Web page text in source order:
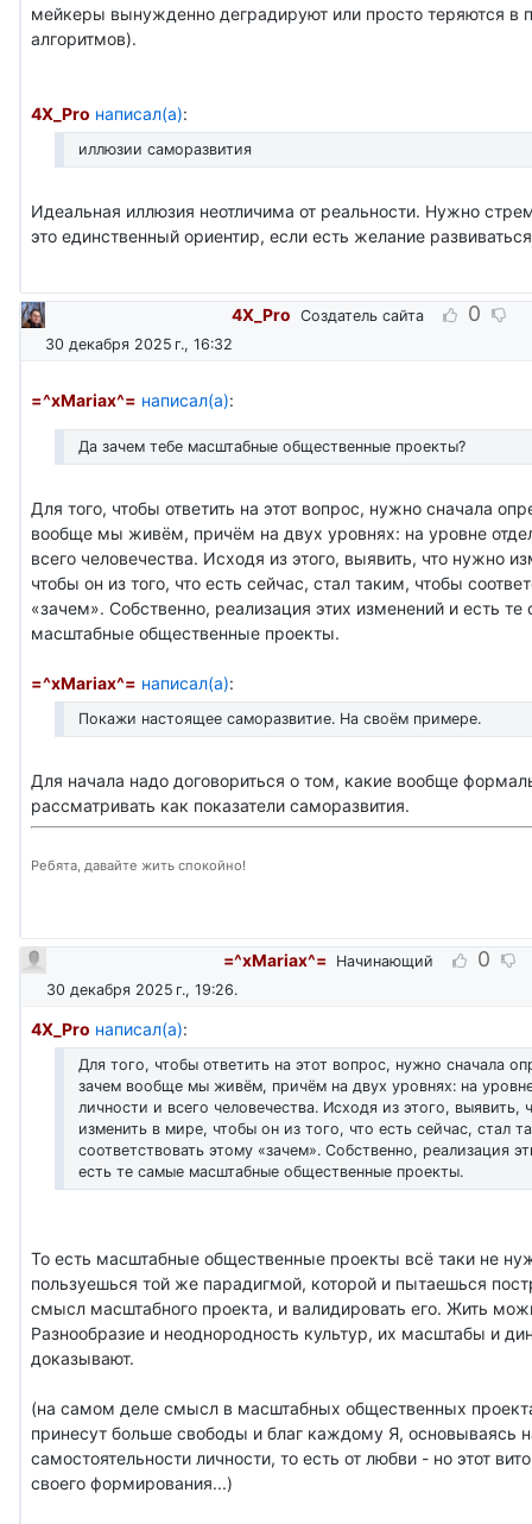
мейкеры вынужденно деградируют или просто теряются в
алгоритмов).
4X_Pro написал(а):
иллюзии саморазвития
Идеальная иллюзия неотличима от реальности. Нужно
это единственный ориентир, если есть желание
4X_Pro Создатель сайта 0
30 декабря 2025 г., 16:32
=^xMariax^= написал(а):
Да зачем тебе масштабные общественные проекты?
Для того, чтобы ответить на этот вопрос, нужно сначала
вообще мы живём, причём на двух уровнях: на уровне
всего человечества. Исходя из этого, выявить, что нужно
чтобы он из того, что есть сейчас, стал таким, чтобы
«зачем». Собственно, реализация этих изменений и есть
масштабные общественные проекты.
=^xMariax^= написал(а):
Покажи настоящее саморазвитие. На своём примере.
Для начала надо договориться о том, какие вообще
рассматривать как показатели саморазвития.
Ребята, давайте жить спокойно!
=^xMariax^= Начинающий 0
30 декабря 2025 г., 19:26.
4X_Pro написал(а):
Для того, чтобы ответить на этот вопрос, нужно сначала
зачем вообще мы живём, причём на двух уровнях: на
личности и всего человечества. Исходя из этого, выявить,
изменить в мире, чтобы он из того, что есть сейчас, стал
соответствовать этому «зачем». Собственно, реализация
есть те самые масштабные общественные проекты.
То есть масштабные общественные проекты всё таки не
пользуешься той же парадигмой, которой и пытаешься
смысл масштабного проекта, и валидировать его. Жить
Разнообразие и неоднородность культур, их масштабы и
доказывают.
(на самом деле смысл в масштабных общественных
принесут больше свободы и благ каждому Я, основываясь
самостоятельности личности, то есть от любви - но этот
своего формирования...)